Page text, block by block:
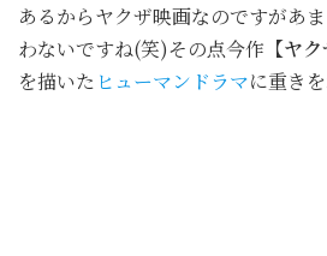
あるからヤクザ映画なのですがあ
わないですね(笑)その点今作 【ヤ
を描いた ヒューマンドラマに重き